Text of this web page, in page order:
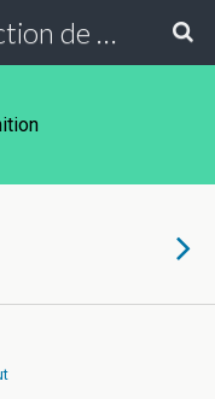
Église de la résurrection de Paris